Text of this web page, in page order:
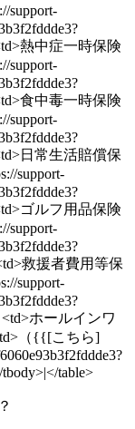
support-
熱中症一時保険
support-
食中毒一時保険
support-
日常生活賠償保
support-
ゴルフ用品保険
support-
救援者費用等保
support-
<td>ホールインワ
（{{[こちら]
table>